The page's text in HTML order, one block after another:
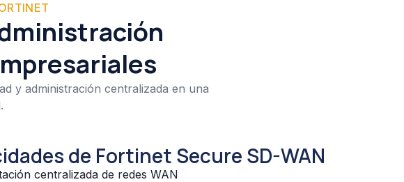
y administración centralizada en una
de Fortinet Secure SD-WAN
centralizada de redes WAN